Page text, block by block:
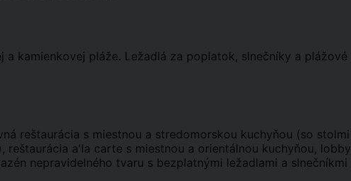
kamienkovej pláže. Ležadlá za poplatok, slnečníky a plážové
reštaurácia s miestnou a stredomorskou kuchyňou (so stolmi
reštaurácia a'la carte s miestnou a orientálnou kuchyňou, lobby
nepravidelného tvaru s bezplatnými ležadlami a slnečníkmi